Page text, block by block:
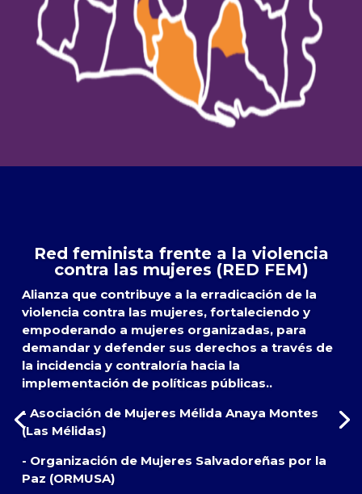
Red feminista frente a la violencia
contra las mujeres (RED FEM)
Alianza que contribuye a la erradicación de la
violencia contra las mujeres, fortaleciendo y
empoderando a mujeres organizadas, para
demandar y defender sus derechos a través de
la incidencia y contraloría hacia la
implementación de políticas públicas..
- Asociación de Mujeres Mélida Anaya Montes
(Las Mélidas)
- Organización de Mujeres Salvadoreñas por la
Paz (ORMUSA)